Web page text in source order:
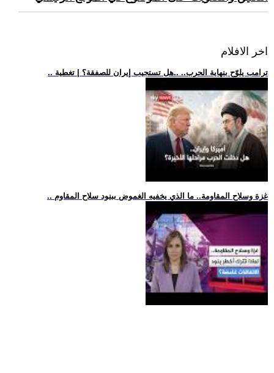
اخر الافلام
.. ترامب يلوّح بنهاية الحرب.. ..هل تستجيب إيران للصفقة؟ | تغطية
.. غزة وسلاح المقاومة.. ما الذي يخفيه الغموض ببنود سلاح المقاوم